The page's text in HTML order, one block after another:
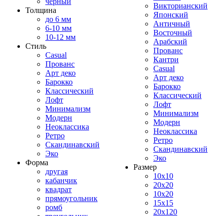
Толщина
до 6 мм
6-10 мм
10-12 мм
Стиль
Casual
Прованс
Арт деко
Барокко
Классический
Лофт
Минимализм
Модерн
Неоклассика
Ретро
Скандинавский
Эко
Форма
другая
кабанчик
квадрат
прямоугольник
ромб
Викторианский
Японский
Античный
Восточный
Арабский
Прованс
Кантри
Casual
Арт деко
Барокко
Классический
Лофт
Минимализм
Модерн
Неоклассика
Ретро
Скандинавский
Эко
Размер
10x10
20x20
10x20
15x15
20x120